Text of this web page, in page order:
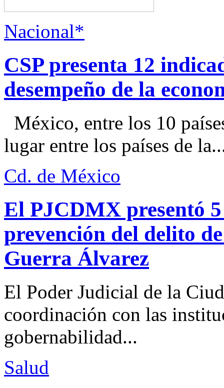
Nacional*
CSP presenta 12
desempeño de la
México, entre los 10
lugar entre los países de
Cd. de México
El PJCDMX presentó
prevención del delito
Guerra Álvarez
El Poder Judicial de la
coordinación con las
gobernabilidad...
Salud